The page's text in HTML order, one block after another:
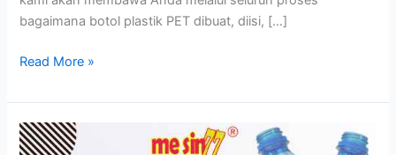
bagaimana botol plastik PET dibuat, diisi, […]
Botol
PET
–
Proses
Read More »